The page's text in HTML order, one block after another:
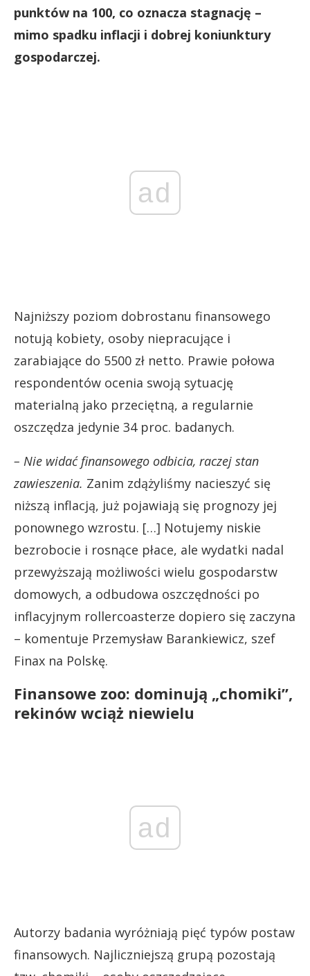
punktów na 100, co oznacza stagnację –
mimo spadku inflacji i dobrej koniunktury
gospodarczej.
ad
Najniższy poziom dobrostanu finansowego
notują kobiety, osoby niepracujące i
zarabiające do 5500 zł netto. Prawie połowa
respondentów ocenia swoją sytuację
materialną jako przeciętną, a regularnie
oszczędza jedynie 34 proc. badanych.
– Nie widać finansowego odbicia, raczej stan
zawieszenia. Zanim zdążyliśmy nacieszyć się
niższą inflacją, już pojawiają się prognozy jej
ponownego wzrostu. […] Notujemy niskie
bezrobocie i rosnące płace, ale wydatki nadal
przewyższają możliwości wielu gospodarstw
domowych, a odbudowa oszczędności po
inflacyjnym rollercoasterze dopiero się zaczyna
– komentuje Przemysław Barankiewicz, szef
Finax na Polskę.
Finansowe zoo: dominują „chomiki”,
rekinów wciąż niewielu
ad
Autorzy badania wyróżniają pięć typów postaw
finansowych. Najliczniejszą grupą pozostają